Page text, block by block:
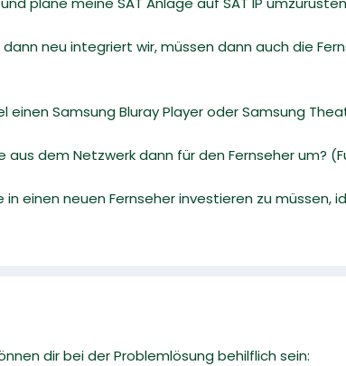
dann neu integriert wir, müssen dann auch die
einen Samsung Bluray Player oder Samsung
dem Netzwerk dann für den Fernseher um?
einen neuen Fernseher investieren zu müssen,
dir bei der Problemlösung behilflich sein: